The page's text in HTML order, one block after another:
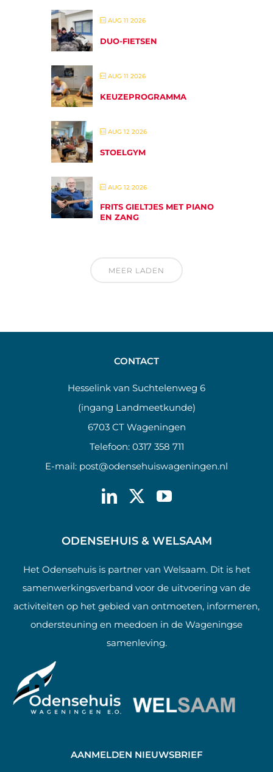
AUG 11 2026
DUO-FIETSEN
AUG 11 2026
KEUZEPROGRAMMA
AUG 12 2026
STOELGYM
AUG 12 2026
FRITS GIELTJES MET PIANO
EN ZANG
MEER LADEN
CONTACT
Hesselink van Suchtelenweg 6
(ingang Landmeetkunde)
6703 CT Wageningen
Telefoon: 0317 358 711
E-mail: post@odensehuiswageningen.nl
ODENSEHUIS & WELSAAM
Het Odensehuis is partner van Welsaam. Dit is het
samenwerkingsverband voor de uitvoering van de
activiteiten op het gebied van ontmoeten, informeren,
ondersteuning en meedoen in de Wageningse
samenleving.
AANMELDEN NIEUWSBRIEF